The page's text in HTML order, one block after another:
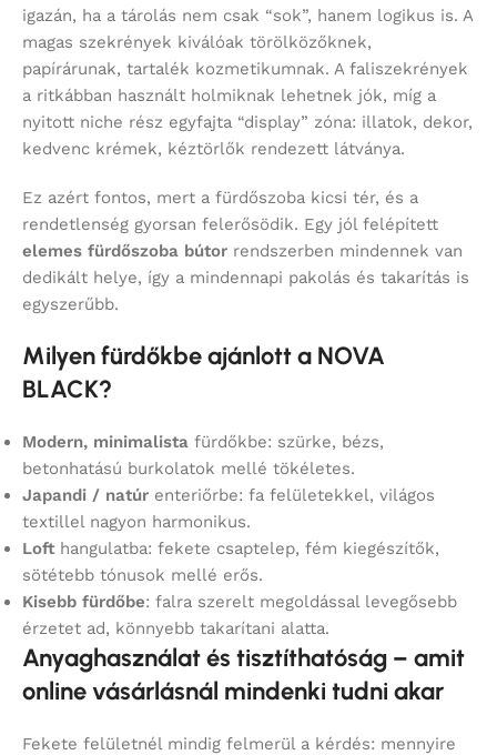
igazán, ha a tárolás nem csak “sok”, hanem logikus is. A
magas szekrények kiválóak törölközőknek,
papírárunak, tartalék kozmetikumnak. A faliszekrények
a ritkábban használt holmiknak lehetnek jók, míg a
nyitott niche rész egyfajta “display” zóna: illatok, dekor,
kedvenc krémek, kéztörlők rendezett látványa.
Ez azért fontos, mert a fürdőszoba kicsi tér, és a
rendetlenség gyorsan felerősödik. Egy jól felépített
elemes fürdőszoba bútor rendszerben mindennek van
dedikált helye, így a mindennapi pakolás és takarítás is
egyszerűbb.
Milyen fürdőkbe ajánlott a NOVA
BLACK?
Modern, minimalista fürdőkbe: szürke, bézs,
betonhatású burkolatok mellé tökéletes.
Japandi / natúr enteriőrbe: fa felületekkel, világos
textillel nagyon harmonikus.
Loft hangulatba: fekete csaptelep, fém kiegészítők,
sötétebb tónusok mellé erős.
Kisebb fürdőbe: falra szerelt megoldással levegősebb
érzetet ad, könnyebb takarítani alatta.
Anyaghasználat és tisztíthatóság – amit
online vásárlásnál mindenki tudni akar
Fekete felületnél mindig felmerül a kérdés: mennyire